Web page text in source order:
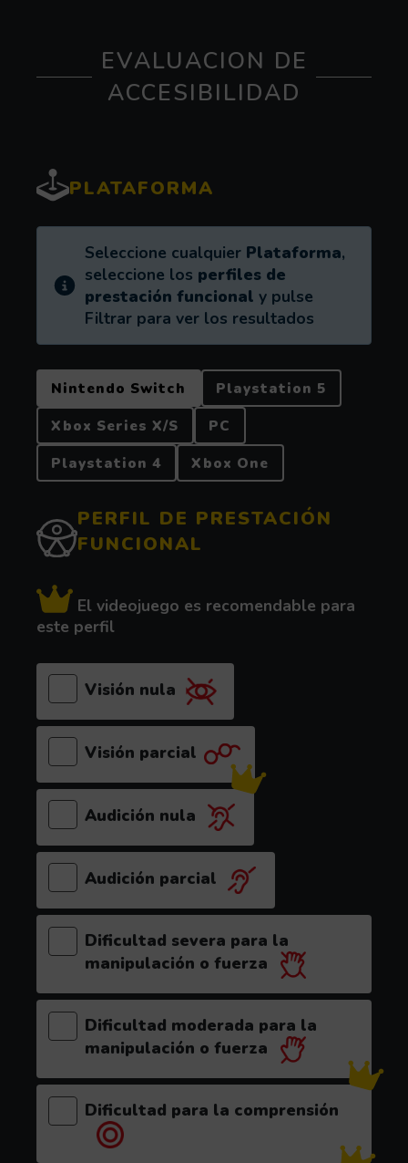
EVALUACION DE
ACCESIBILIDAD
PLATAFORMA
Información:
Seleccione cualquier Plataforma,
seleccione los perfiles de
prestación funcional y pulse
Filtrar para ver los resultados
PLATAFORMA
Nintendo Switch
Playstation 5
Xbox Series X/S
PC
Playstation 4
Xbox One
PERFIL DE PRESTACIÓN
FUNCIONAL
El videojuego es recomendable para
este perfil
Visión nula
Visión parcial
Audición nula
(el videojuego es recomendable para
Audición parcial
Dificultad severa para la
manipulación o fuerza
Dificultad moderada para la
manipulación o fuerza
Dificultad para la comprensión